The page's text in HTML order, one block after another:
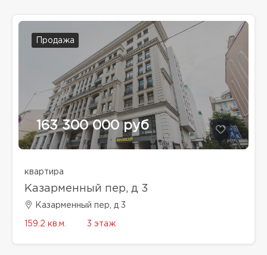
Продажа
163 300 000 руб
квартира
Казарменный пер, д 3
Казарменный пер, д 3
159.2 кв.м. 3 этаж